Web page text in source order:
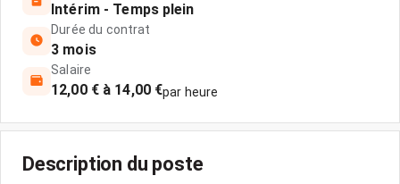
Intérim - Temps plein
Durée du contrat
3 mois
Salaire
12,00 € à 14,00 €par heure
Description du poste